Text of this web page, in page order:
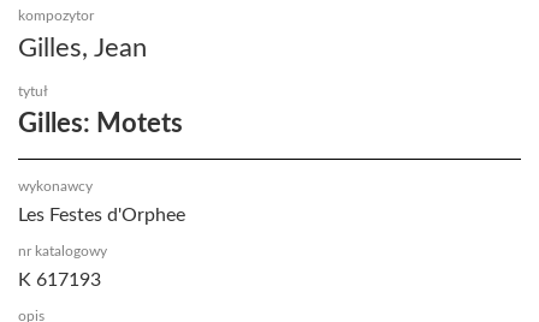
kompozytor
Gilles, Jean
tytuł
Gilles: Motets
wykonawcy
Les Festes d'Orphee
nr katalogowy
K 617193
opis